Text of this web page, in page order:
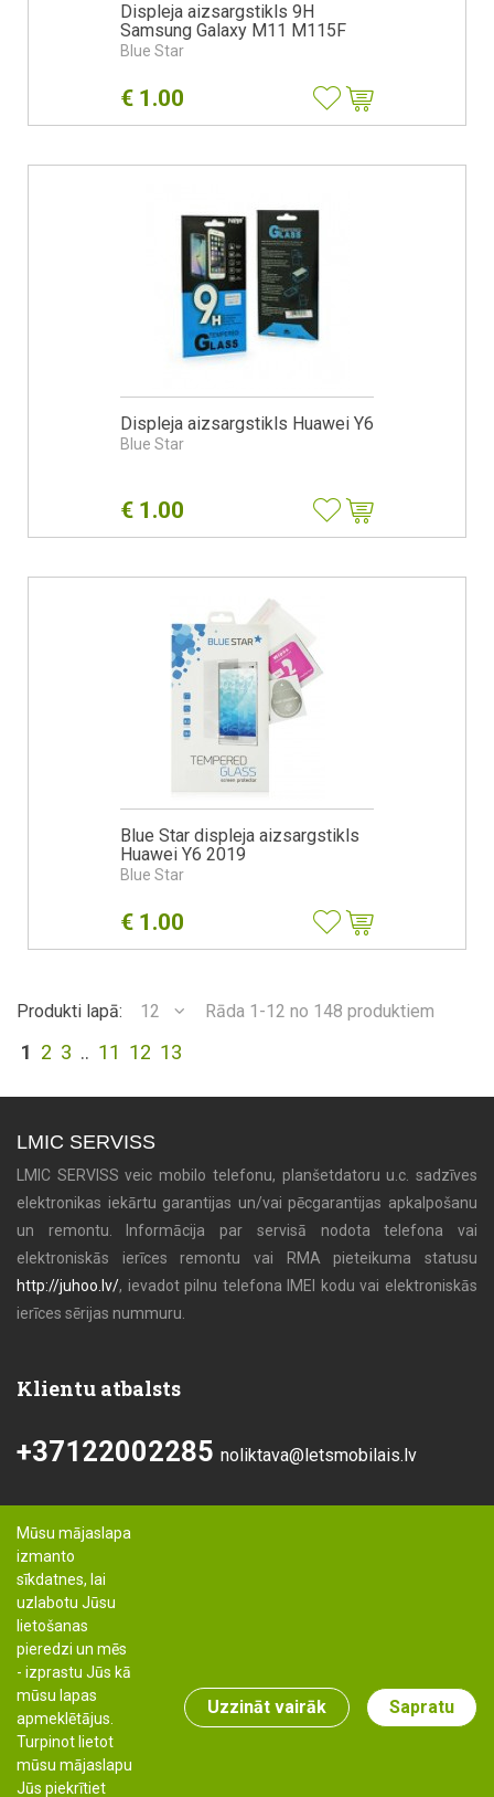
Displeja aizsargstikls 9H
Samsung Galaxy M11 M115F
Blue Star
€ 1.00
Displeja aizsargstikls Huawei Y6
Blue Star
€ 1.00
Blue Star displeja aizsargstikls
Huawei Y6 2019
Blue Star
€ 1.00
Produkti lapā: 12 Rāda 1-12 no 148 produktiem
1 2 3 .. 11 12 13
LMIC SERVISS
LMIC SERVISS veic mobilo telefonu, planšetdatoru u.c. sadzīves
elektronikas iekārtu garantijas un/vai pēcgarantijas apkalpošanu
un remontu. Informācija par servisā nodota telefona vai
elektroniskās ierīces remontu vai RMA pieteikuma statusu
http://juhoo.lv/, ievadot pilnu telefona IMEI kodu vai elektroniskās
ierīces sērijas nummuru.
Klientu atbalsts
+37122002285 noliktava@letsmobilais.lv
Mūsu mājaslapa
izmanto
sīkdatnes, lai
uzlabotu Jūsu
lietošanas
pieredzi un mēs
- izprastu Jūs kā
mūsu lapas
apmeklētājus.
Turpinot lietot
mūsu mājaslapu
Jūs piekrītiet
Uzzināt vairāk Sapratu